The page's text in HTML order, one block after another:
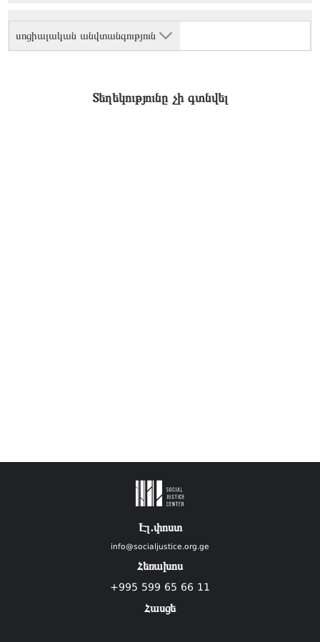
սոցիալական անվտանգություն
Տեղեկությունը չի գտնվել
Էլ.փոստ
info@socialjustice.org.ge
Հեռախոս
+995 599 65 66 11
Հասցե